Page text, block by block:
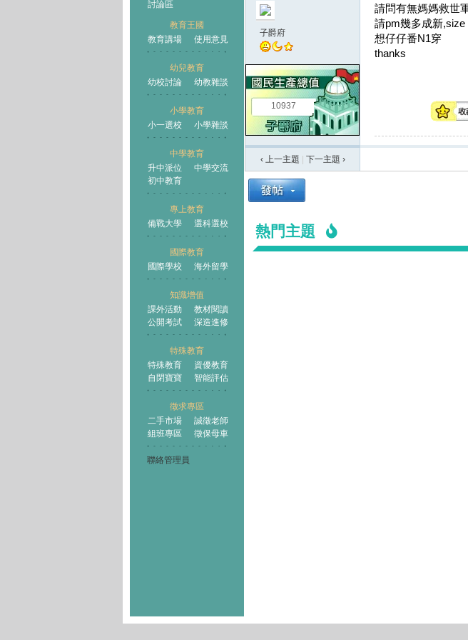
討論區
教育王國
教育講場
使用意見
幼兒教育
幼校討論
幼教雜談
小學教育
小一選校
小學雜談
中學教育
升中派位
中學交流
初中教育
專上教育
備戰大學
選科選校
國際教育
國際學校
海外留學
知識增值
課外活動
教材閱讀
公開考試
深造進修
特殊教育
特殊教育
資優教育
自閉寶寶
智能評估
徵求專區
二手市場
誠徵老師
組班專區
徵保母車
聯絡管理員
王國
子爵府
10937
請問有無媽媽救世
請pm幾多成新,size
想仔仔番N1穿
thanks
‹ 上一主題
下一主題 ›
熱門主題